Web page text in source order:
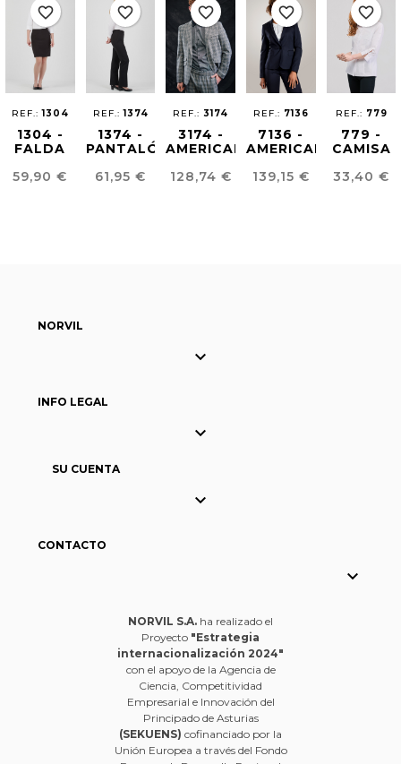
REF.:1304
1304 -
FALDA
FIT
Precio
59,90 €
favorite_border
REF.:1374
1374 -
PANTALÓN
REGULAR
Precio
61,95 €
favorite_border
REF.: 3174
3174 -
AMERICANA
ARTIA
Precio
128,74 €
favorite_border
REF.: 7136
7136 -
AMERICANA
EASY
Precio
139,15 €
favorite_border
REF.: 779
779 -
CAMISA
MUJER
Precio
33,40 €
favorite_border
NORVIL

INFO LEGAL

SU CUENTA

CONTACTO

NORVIL S.A. ha realizado el
Proyecto "Estrategia
internacionalización 2024"
con el apoyo de la Agencia de
Ciencia, Competitividad
Empresarial e Innovación del
Principado de Asturias
(SEKUENS) cofinanciado por la
Unión Europea a través del Fondo